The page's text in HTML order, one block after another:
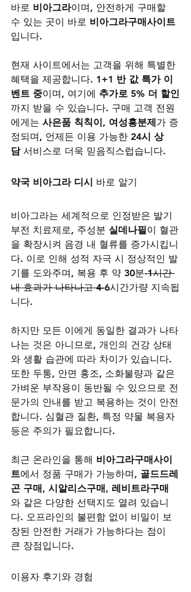
바로 비아그라이며, 안전하게 구매할
수 있는 곳이 바로 비아그라구매사이트
입니다.
현재 사이트에서는 고객을 위해 특별한
혜택을 제공합니다. 1+1 반 값 특가 이
벤트 중이며, 여기에 추가로 5% 더 할인
까지 받을 수 있습니다. 구매 고객 전원
에게는 사은품 칙칙이, 여성흥분제가 증
정되며, 언제든 이용 가능한 24시 상
담 서비스로 더욱 믿음직스럽습니다.
약국 비아그라 디시 바로 알기
비아그라는 세계적으로 인정받은 발기
부전 치료제로, 주성분 실데나필이 혈관
을 확장시켜 음경 내 혈류를 증가시킵니
다. 이로 인해 성적 자극 시 정상적인 발
기를 도와주며, 복용 후 약 30분-1시간
내 효과가 나타나고 4-6시간가량 지속됩
니다.
하지만 모든 이에게 동일한 결과가 나타
나는 것은 아니므로, 개인의 건강 상태
와 생활 습관에 따라 차이가 있습니다.
또한 두통, 안면 홍조, 소화불량과 같은
가벼운 부작용이 동반될 수 있으므로 전
문가의 안내를 받고 복용하는 것이 안전
합니다. 심혈관 질환, 특정 약물 복용자
등은 주의가 필요합니다.
최근 온라인을 통해 비아그라구매사이
트에서 정품 구매가 가능하며, 골드드레
곤 구매, 시알리스구매, 레비트라구매
와 같은 다양한 선택지도 열려 있습니
다. 오프라인의 불편함 없이 비밀이 보
장된 안전한 거래가 가능하다는 점이
큰 장점입니다.
이용자 후기와 경험